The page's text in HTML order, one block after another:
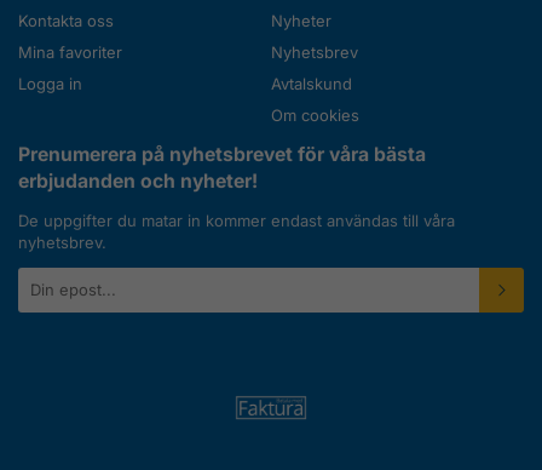
Kontakta oss
Mina favoriter
Logga in
Nyheter
Nyhetsbrev
Avtalskund
Om cookies
Prenumerera på nyhetsbrevet för våra bästa
erbjudanden och nyheter!
De uppgifter du matar in kommer endast användas till våra
nyhetsbrev.
postadress